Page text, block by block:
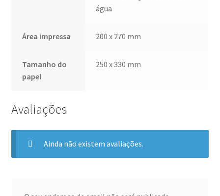
água
Área impressa 200 x 270 mm
Tamanho do
papel
250 x 330 mm
Avaliações
Ainda não existem avaliações.